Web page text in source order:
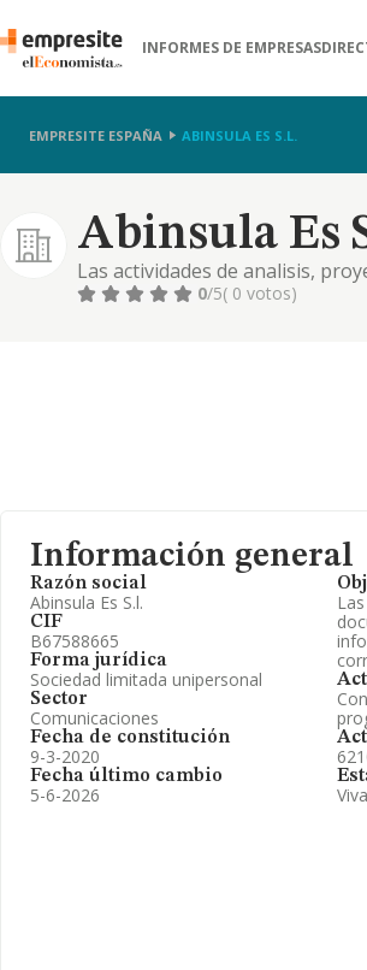
INFORMES DE EMPRESAS
EMPRESITE ESPAÑA ABINSULA ES S.L.
Abinsula Es
Las actividades de analisis,
informaticos, telematicos y de
0/5( 0 votos)
Información general
Razón social
Abinsula Es S.l.
CIF
B67588665
Forma jurídica
Sociedad limitada unipersonal
Sector
Comunicaciones
Fecha de constitución
9-3-2020
Fecha último cambio
5-6-2026 Viva